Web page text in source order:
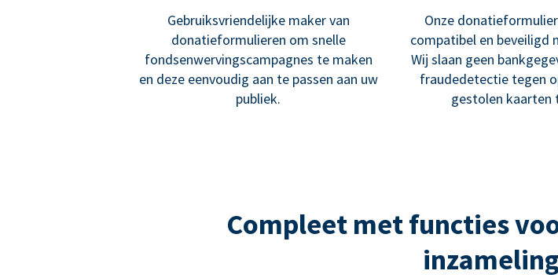
Gebruiksvriendelijke maker van
donatieformulieren om snelle
fondsenwervingscampagnes te maken
en deze eenvoudig aan te passen aan uw
publiek.
Onze
compatibel en beveiligd
Wij slaan geen
fraudedetectie tegen
gestolen kaarten
Compleet met functies